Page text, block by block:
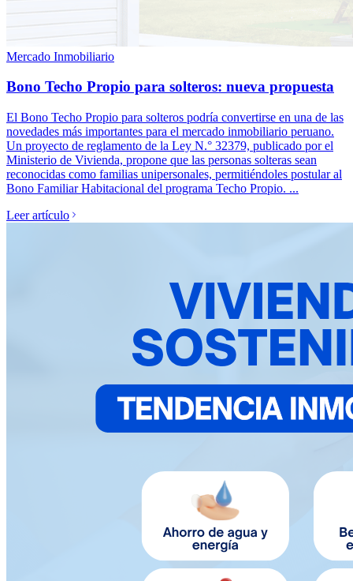
Mercado Inmobiliario
Bono Techo Propio para solteros: nueva propuesta
El Bono Techo Propio para solteros podría convertirse en una de las
novedades más importantes para el mercado inmobiliario peruano.
Un proyecto de reglamento de la Ley N.° 32379, publicado por el
Ministerio de Vivienda, propone que las personas solteras sean
reconocidas como familias unipersonales, permitiéndoles postular al
Bono Familiar Habitacional del programa Techo Propio. ...
Leer artículo